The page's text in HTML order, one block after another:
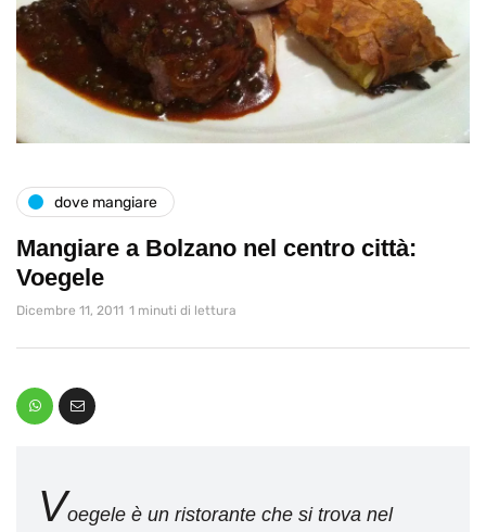
dove mangiare
Mangiare a Bolzano nel centro città:
Voegele
Dicembre 11, 2011 1 minuti di lettura
Voegele è un ristorante che si trova nel